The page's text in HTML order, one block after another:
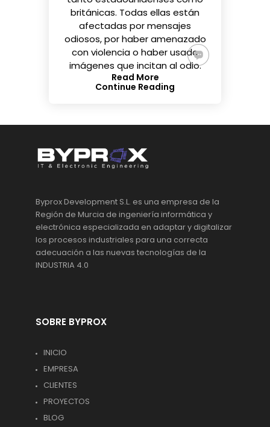
británicas. Todas ellas están
afectadas por mensajes
odiosos, por haber amenazado
con violencia o haber usado
imágenes que incitan al odio.
Read More
Continue Reading
Byprox Development S.L. es una empresa de la
Región de Murcia de ingeniería informática y
electrónica especializada en adaptar y digitalizar
los procesos industriales para una correcta
adecuación a las nuevas tecnologías de la
INDUSTRIA 4.0
SOBRE BYPROX
INICIO
EMPRESA
CLIENTES
PROYECTOS
BLOG